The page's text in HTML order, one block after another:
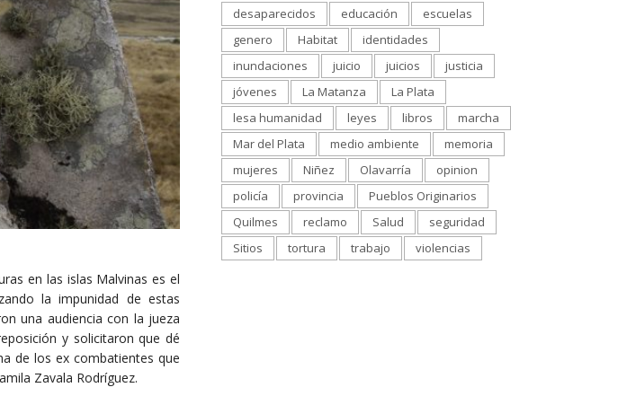
en las islas Malvinas es el
la impunidad de estas
una audiencia con la jueza
y solicitaron que dé
de los ex combatientes que
Zavala Rodríguez.
desaparecidos
educación
escuelas
genero
Habitat
identidades
inundaciones
juicio juicios
justicia
jóvenes
La Matanza
La Plata
lesa humanidad
leyes libros
marcha
Mar del Plata
medio ambiente
memoria
mujeres
Niñez Olavarría
opinion
policía
provincia
Pueblos Originarios
Quilmes
reclamo Salud
seguridad
Sitios
tortura trabajo violencias